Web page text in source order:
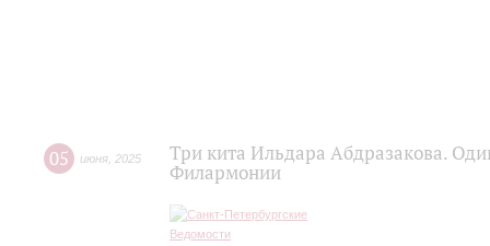
05 июня 2025
Три кита Ильдара Абдразакова.
Филармонии